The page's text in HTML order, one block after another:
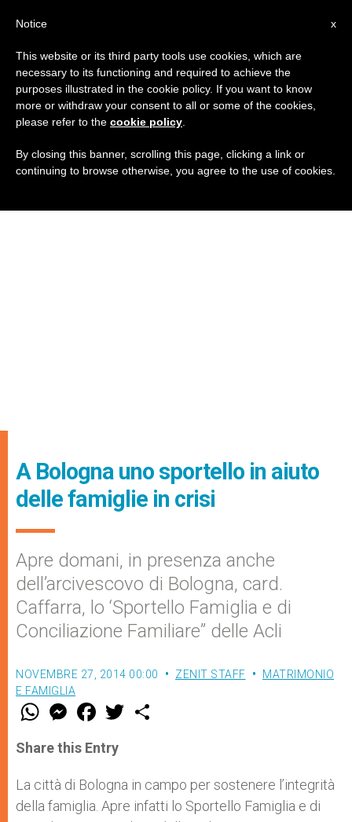
A Bologna uno sportello in aiuto
delle famiglie in crisi
Apre domani, in presenza anche
dell’arcivescovo di Bologna, card.
Caffarra, lo ‘Sportello Famiglia e di
Conciliazione Familiare” delle Acli
NOVEMBRE 27, 2014 00:00 ZENIT STAFF
MATRIMONIO
E FAMIGLIA
W
t
s
p
p
M
e
s
e
g
e
r
F
a
e
b
o
k
w
Share this Entry
La città di Bologna in campo per sostenere l’integrità
della famiglia. Apre infatti lo Sportello Famiglia e di
x
Notice
This website or its third party tools use cookies, which are
necessary to its functioning and required to achieve the
purposes illustrated in the cookie policy. If you want to know
more or withdraw your consent to all or some of the cookies,
please refer to the cookie policy
By closing this banner, scrolling this page, clicking a link or
continuing to browse otherwise, you agree to the use of cookies.